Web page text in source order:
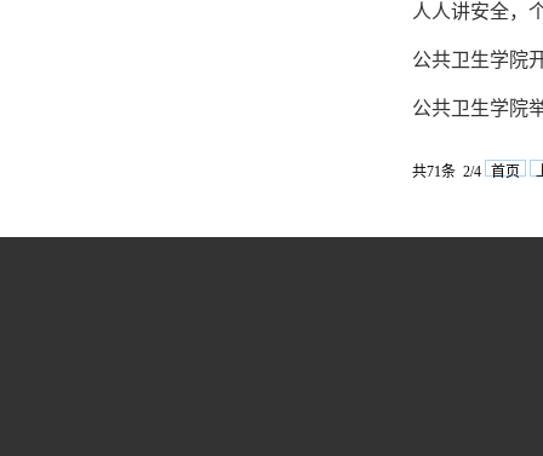
人人讲安全，
公共卫生学院
公共卫生学院
共71条 2/4 首页